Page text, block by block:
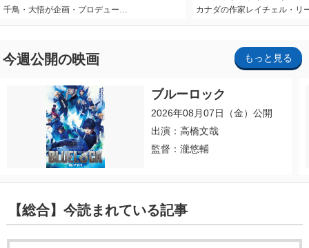
千鳥・大悟が企画・プロデュー…
カナダの作家レイチェル・リ
今週公開の映画 もっと見る
ブルーロック
2026年08月07日（金）公開
出演：高橋文哉
監督：瀧悠輔
【総合】今読まれている記事